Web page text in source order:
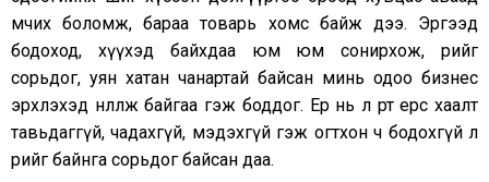
өмчих боломж, бараа товарь хомс байж дээ. Эргээд
бодоход, хүүхэд байхдаа юм юм сонирхож, өөрийгөө
сорьдог, уян хатан чанартай байсан минь одоо бизнес
эрхлэхэд нөлөөлж байгаа гэж боддог. Ер нь л өөртөө ерөөсөө хаалт
тавьдаггүй, чадахгүй, мэдэхгүй гэж огтхон ч бодохгүй л
өөрийгөө байнга сорьдог байсан даа.